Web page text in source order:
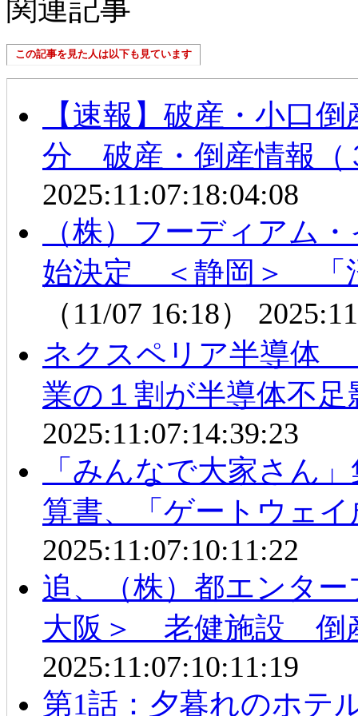
関連記事
この記事を見た人は以下も見ています
【速報】破産・小口
分 破産・倒産情報（
2025:11:07:18:04:08
（株）フーディアム
始決定 ＜静岡＞ 「
（11/07 16:18）
ネクスペリア半導体
業の１割が半導体不足
2025:11:07:14:39:23
「みんなで大家さん
算書、「ゲートウェイ
2025:11:07:10:11:22
追、（株）都エンタ
大阪＞ 老健施設 倒
2025:11:07:10:11:19
第1話：夕暮れのホテ